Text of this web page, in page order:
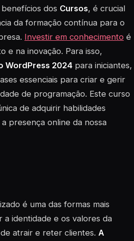
dos Cursos, é crucial
da formação contínua para o
Investir em conhecimento é
e na inovação. Para isso,
WordPress 2024 para iniciantes,
essenciais para criar e gerir
de programação. Este curso
de adquirir habilidades
presença online da nossa
é uma das formas mais
a identidade e os valores da
atrair e reter clientes. A